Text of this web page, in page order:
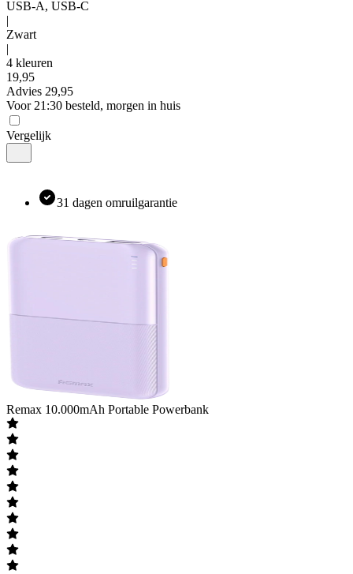
USB-A, USB-C
|
Zwart
|
4 kleuren
19,95
Advies 29,95
Voor 21:30 besteld, morgen in huis
Vergelijk
31 dagen omruilgarantie
Remax 10.000mAh Portable Powerbank